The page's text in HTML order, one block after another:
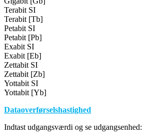
Terabit SI
Terabit [Tb]
Petabit SI
Petabit [Pb]
Exabit SI
Exabit [Eb]
Zettabit SI
Zettabit [Zb]
Yottabit SI
Yottabit [Yb]
Dataoverførselshastighed
Indtast udgangsværdi og se udgangsenhed: